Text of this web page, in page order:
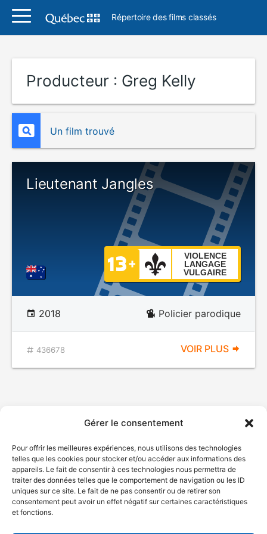
Gérer le consentement
Pour offrir les meilleures expériences, nous utilisons des technologies
telles que les cookies pour stocker et/ou accéder aux informations des
appareils. Le fait de consentir à ces technologies nous permettra de
traiter des données telles que le comportement de navigation ou les ID
uniques sur ce site. Le fait de ne pas consentir ou de retirer son
consentement peut avoir un effet négatif sur certaines caractéristiques
et fonctions.
Répertoire des films classés
Producteur : Greg Kelly
Un film trouvé
Lieutenant Jangles
VIOLENCE
LANGAGE
VULGAIRE
2018 Policier parodique
436678 VOIR PLUS